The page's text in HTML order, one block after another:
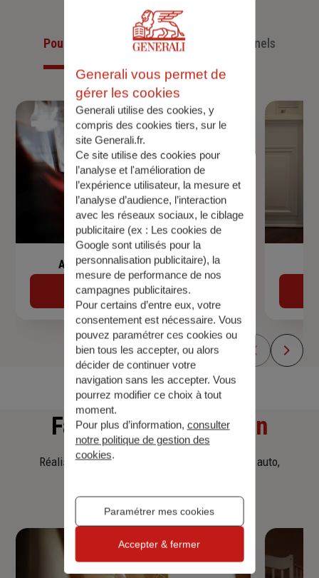
Pour les particuliersPour les professionnels
Assurance de prêt immobilier
Découvrir
Faitesune simulation
Réalisez une simulation tarifaire d'assurance, auto,
Generali vous permet de
gérer les cookies
Generali utilise des cookies, y
compris des cookies tiers, sur le
site Generali.fr.
Ce site utilise des cookies pour
l’analyse et l'amélioration de
l’expérience utilisateur, la mesure et
l’analyse d’audience, l’interaction
avec les réseaux sociaux, le ciblage
publicitaire (ex : Les cookies de
Google sont utilisés pour la
personnalisation publicitaire), la
mesure de performance de nos
campagnes publicitaires.
Pour certains d’entre eux, votre
consentement est nécessaire. Vous
pouvez paramétrer ces cookies ou
bien tous les accepter, ou alors
décider de continuer votre
navigation sans les accepter. Vous
pourrez modifier ce choix à tout
moment.
Pour plus d’information, consulter
notre politique de gestion des
cookies.
Paramétrer mes cookies
Accepter & fermer